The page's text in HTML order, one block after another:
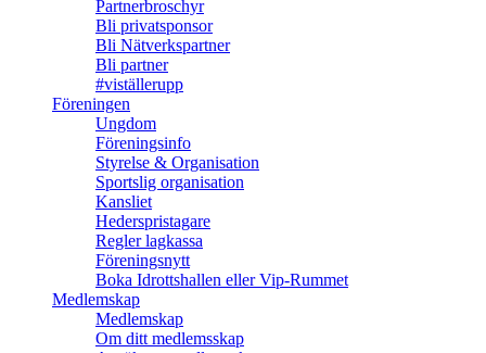
Partnerbroschyr
Bli privatsponsor
Bli Nätverkspartner
Bli partner
#viställerupp
Föreningen
Ungdom
Föreningsinfo
Styrelse & Organisation
Sportslig organisation
Kansliet
Hederspristagare
Regler lagkassa
Föreningsnytt
Boka Idrottshallen eller Vip-Rummet
Medlemskap
Medlemskap
Om ditt medlemsskap